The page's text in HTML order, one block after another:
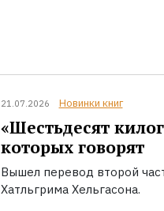
21.07.2026 Новинки книг
«Шестьдесят
которых говорят
Вышел перевод второй
Хатльгрима Хельгасона.